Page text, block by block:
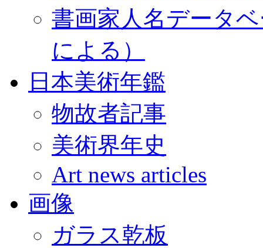
書画家人名データ
による）
日本美術年鑑
物故者記事
美術界年史
Art news articles
画像
ガラス乾板